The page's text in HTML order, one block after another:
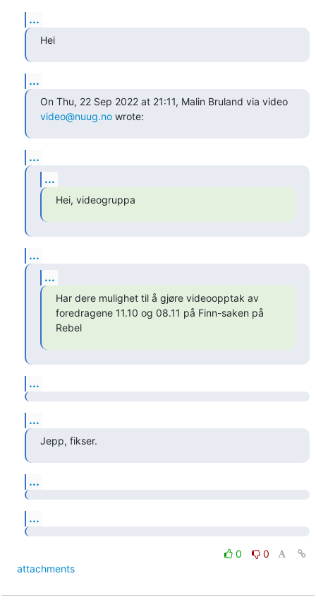
...
Hei
...
On Thu, 22 Sep 2022 at 21:11, Malin Bruland via video
video@nuug.no wrote:
...
...
Hei, videogruppa
...
...
Har dere mulighet til å gjøre videoopptak av
foredragene 11.10 og 08.11 på Finn-saken på
Rebel
...
...
Jepp, fikser.
...
...
0
0
attachments